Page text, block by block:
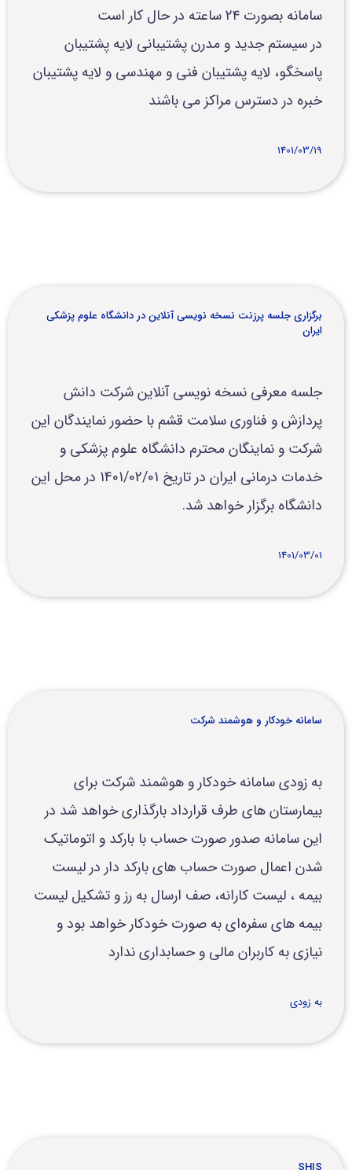
سامانه بصورت ۲۴ ساعته در حال کار است
در سیستم جدید و مدرن پشتیبانی لایه پشتیبان
پاسخگو، لایه پشتیبان فنی و مهندسی و لایه پشتیبان
خبره در دسترس مراکز می باشند
1401/03/19
برگزاری جلسه پرزنت نسخه نویسی آنلاین در دانشگاه علوم پزشکی
ایران
جلسه معرفی نسخه نویسی آنلاین شرکت دانش
پردازش و فناوری سلامت قشم با حضور نمایندگان این
شرکت و نماینگان محترم دانشگاه علوم پزشکی و
خدمات درمانی ایران در تاریخ 1401/02/01 در محل این
دانشگاه برگزار خواهد شد.
1401/03/01
سامانه خودکار و هوشمند شرکت
به زودی سامانه خودکار و هوشمند شرکت برای
بیمارستان های طرف قرارداد بارگذاری خواهد شد در
این سامانه صدور صورت حساب با بارکد و اتوماتیک
شدن اعمال صورت حساب های بارکد دار در لیست
بیمه ، لیست کارانه، صف ارسال به رز و تشکیل لیست
بیمه های سفره‌ای به صورت خودکار خواهد بود و
نیازی به کاربران مالی و حسابداری ندارد
به زودی